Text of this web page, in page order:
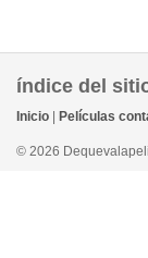
índice del
Inicio Películas
© 2026